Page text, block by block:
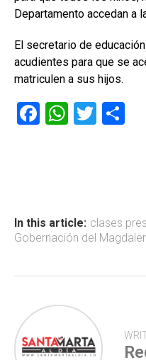
Departamento accedan a
El secretario de
acudientes para que se
matriculen a sus hijos.
F
ok
W
p
p
T
tir
In this article: clases
Gobernación del